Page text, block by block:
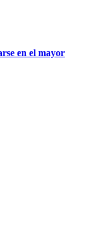
en el mayor